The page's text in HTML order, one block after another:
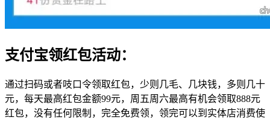
支付宝领红包活动：
通过扫码或者吱口令领取红包，少则几毛、几块钱，多则几十
元，每天最高红包金额99元，周五周六最高有机会领取888元
红包，没有任何限制，完全免费领，领完可以到实体店消费使